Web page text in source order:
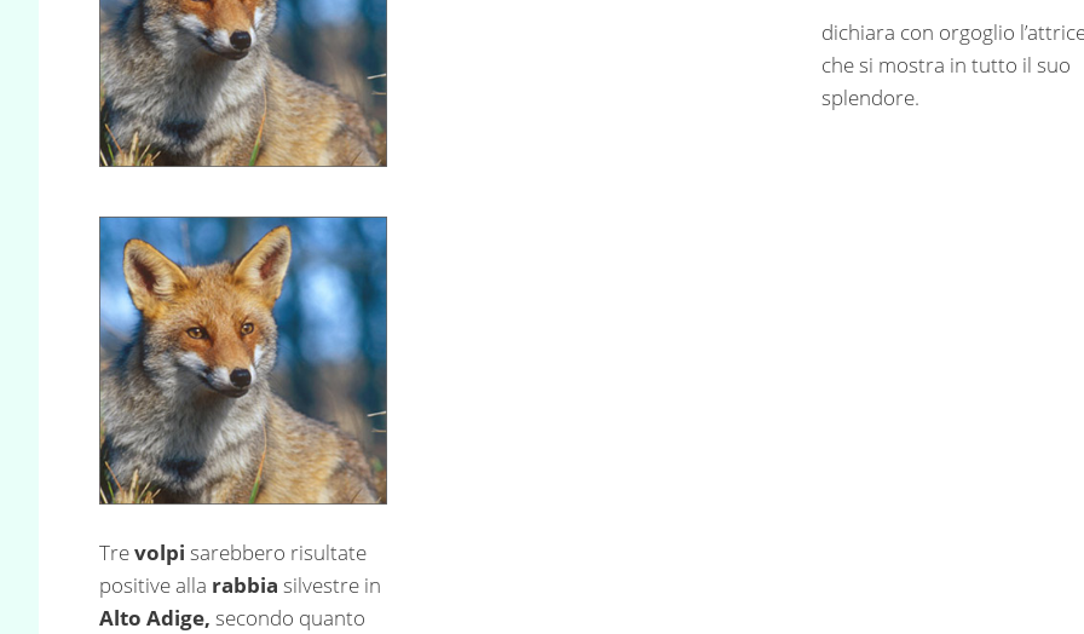
dichiara con orgoglio
che si mostra in tutto il suo
splendore.
Trevolpi sarebbero risultate
positive alla rabbia silvestre in
Alto Adige, secondo quanto